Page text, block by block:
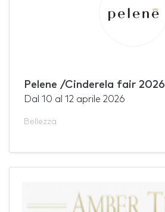
Pelene /Cinderela fair 2026
Dal 10 al 12 aprile 2026
Bellezza